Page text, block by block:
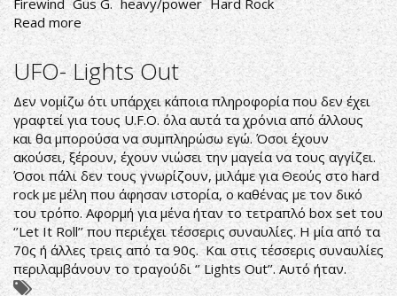
Firewind Gus G. heavy/power Hard Rock
Read moreabout
THEIR
FINEST
HOUR....
UFO- Lights Out
Δεν νομίζω ότι υπάρχει κάποια πληροφορία που δεν έχει
γραφτεί για τους U.F.O. όλα αυτά τα χρόνια από άλλους
και θα μπορούσα να συμπληρώσω εγώ. Όσοι έχουν
ακούσει, ξέρουν, έχουν νιώσει την μαγεία να τους αγγίζει.
Όσοι πάλι δεν τους γνωρίζουν, μιλάμε για Θεούς στο hard
rock με μέλη που άφησαν ιστορία, ο καθένας με τον δικό
του τρόπο. Αφορμή για μένα ήταν το τετραπλό box set του
‘’Let It Roll’’ που περιέχει τέσσερις συναυλίες. H μία από τα
70ς ή άλλες τρεις από τα 90ς. Και στις τέσσερις συναυλίες
περιλαμβάνουν το τραγούδι ‘’ Lights Out’’. Αυτό ήταν.